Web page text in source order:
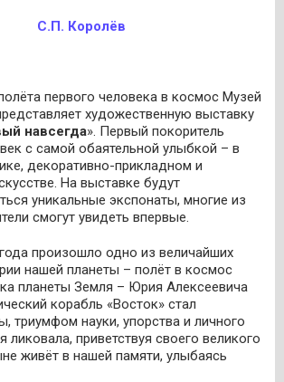
С.П. Королёв
первого человека в космос Музей
художественную выставку
навсегда». Первый покоритель
с самой обаятельной улыбкой – в
декоративно-прикладном и
На выставке будут
уникальные экспонаты, многие из
смогут увидеть впервые.
произошло одно из величайших
нашей планеты – полёт в космос
планеты Земля – Юрия Алексеевича
корабль «Восток» стал
триумфом науки, упорства и личного
ликовала, приветствуя своего великого
живёт в нашей памяти, улыбаясь